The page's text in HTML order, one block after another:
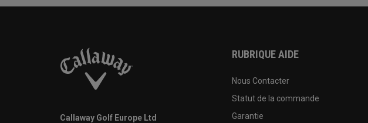
Callaway Golf Europe Ltd
RUBRIQUE AIDE
Nous Contacter
Statut de la commande
Garantie